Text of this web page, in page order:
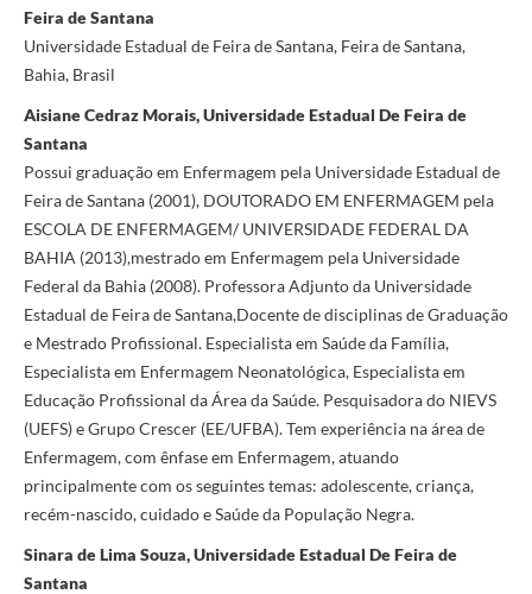
Feira de Santana
Universidade Estadual de Feira de Santana, Feira de Santana,
Bahia, Brasil
Aisiane Cedraz Morais, Universidade Estadual De Feira de
Santana
Possui graduação em Enfermagem pela Universidade Estadual de
Feira de Santana (2001), DOUTORADO EM ENFERMAGEM pela
ESCOLA DE ENFERMAGEM/ UNIVERSIDADE FEDERAL DA
BAHIA (2013),mestrado em Enfermagem pela Universidade
Federal da Bahia (2008). Professora Adjunto da Universidade
Estadual de Feira de Santana,Docente de disciplinas de Graduação
e Mestrado Profissional. Especialista em Saúde da Família,
Especialista em Enfermagem Neonatológica, Especialista em
Educação Profissional da Área da Saúde. Pesquisadora do NIEVS
(UEFS) e Grupo Crescer (EE/UFBA). Tem experiência na área de
Enfermagem, com ênfase em Enfermagem, atuando
principalmente com os seguintes temas: adolescente, criança,
recém-nascido, cuidado e Saúde da População Negra.
Sinara de Lima Souza, Universidade Estadual De Feira de
Santana